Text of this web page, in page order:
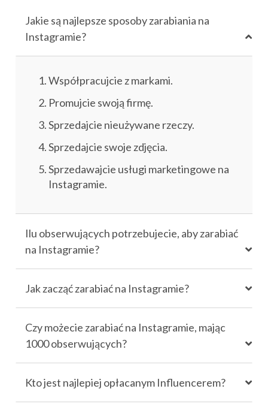
Jakie są najlepsze sposoby zarabiania na
Instagramie?
Współpracujcie z markami.
Promujcie swoją firmę.
Sprzedajcie nieużywane rzeczy.
Sprzedajcie swoje zdjęcia.
Sprzedawajcie usługi marketingowe na
Instagramie.
Ilu obserwujących potrzebujecie, aby zarabiać
na Instagramie?
Jak zacząć zarabiać na Instagramie?
Czy możecie zarabiać na Instagramie, mając
1000 obserwujących?
Kto jest najlepiej opłacanym Influencerem?